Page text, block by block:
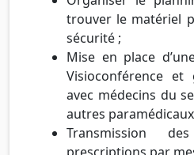
trouver le matériel
sécurité ;
Mise en place
Visioconférence et
avec médecins du
autres
Transmission